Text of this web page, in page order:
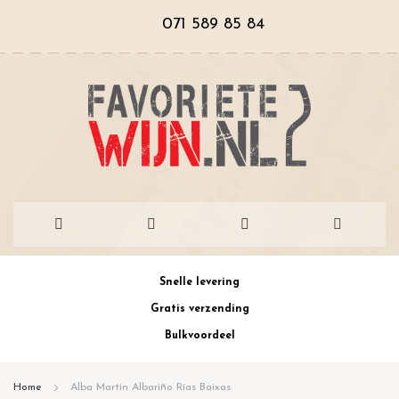
071 589 85 84
Snelle levering
Gratis verzending
Bulkvoordeel
Home Alba Martín Albariño Rías Baixas